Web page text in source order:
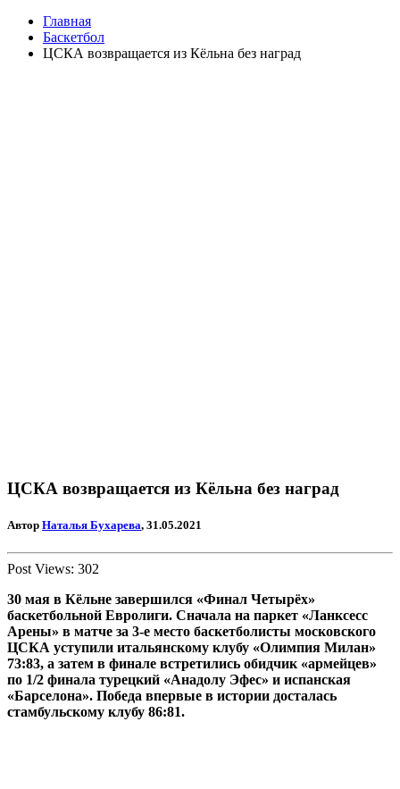
Главная
Баскетбол
ЦСКА возвращается из Кёльна без наград
ЦСКА возвращается из Кёльна без наград
Автор Наталья Бухарева, 31.05.2021
Post Views: 302
30 мая в Кёльне завершился «Финал Четырёх»
баскетбольной Евролиги. Сначала на паркет «Ланксесс
Арены» в матче за 3-е место баскетболисты московского
ЦСКА уступили итальянскому клубу «Олимпия Милан»
73:83, а затем в финале встретились обидчик «армейцев»
по 1/2 финала турецкий «Анадолу Эфес» и испанская
«Барселона». Победа впервые в истории досталась
стамбульскому клубу 86:81.